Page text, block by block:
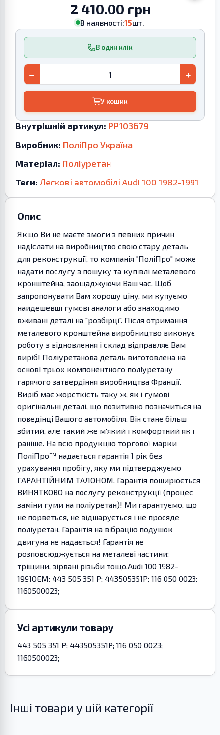
2 410.00 грн
В наявності:15шт.
В один клік
− +
У кошик
Внутрішній артикул: PP103679
Виробник: ПоліПро Україна
Матеріал: Поліуретан
Теги: Легкові автомобілі Audi 100 1982-1991
Опис
Якщо Ви не маєте змоги з певних причин
надіслати на виробництво свою стару деталь
для реконструкції, то компанія "ПоліПро" може
надати послугу з пошуку та купівлі металевого
кронштейна, заощаджуючи Ваш час. Щоб
запропонувати Вам хорошу ціну, ми купуємо
найдешевші гумові аналоги або знаходимо
вживані деталі на "розбірці". Після отримання
металевого кронштейна виробництво виконує
роботу з відновлення і склад відправляє Вам
виріб! Поліуретанова деталь виготовлена на
основі трьох компонентного поліуретану
гарячого затвердіння виробництва Франції.
Виріб має жорсткість таку ж, як і гумові
оригінальні деталі, що позитивно позначиться на
поведінці Вашого автомобіля. Він стане більш
збитий, але такий же м'який і комфортний як і
раніше. На всю продукцію торгової марки
ПоліПро™ надається гарантія 1 рік без
урахування пробігу, яку ми підтверджуємо
ГАРАНТІЙНИМ ТАЛОНОМ. Гарантія поширюється
ВИНЯТКОВО на послугу реконструкції (процес
заміни гуми на поліуретан)! Ми гарантуємо, що
не порветься, не відшарується і не просяде
поліуретан. Гарантія на вібрацію подушок
двигуна не надається! Гарантія не
розповсюджується на металеві частини:
тріщини, зірвані різьби тощо.Audi 100 1982-
1991OEM: 443 505 351 P; 443505351P; 116 050 0023;
1160500023;
Усі артикули товару
443 505 351 P; 443505351P; 116 050 0023;
1160500023;
Інші товари у цій категорії